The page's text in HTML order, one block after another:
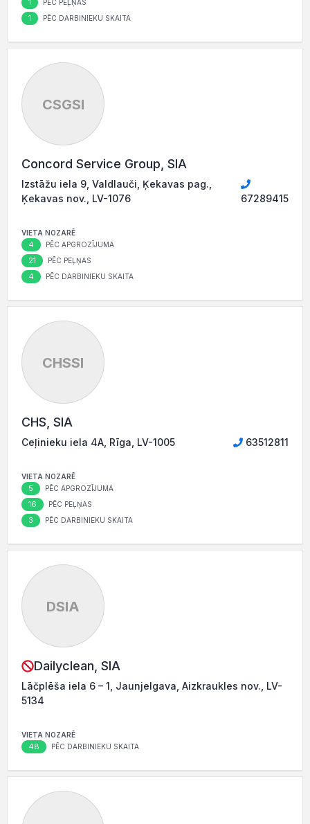
1 PĒC PEĻŅAS
1 PĒC DARBINIEKU SKAITA
CSGSI
Concord Service Group, SIA
Izstāžu iela 9, Valdlauči, Ķekavas pag.,
Ķekavas nov., LV-1076
67289415
VIETA NOZARĒ
4 PĒC APGROZĪJUMA
21 PĒC PEĻŅAS
4 PĒC DARBINIEKU SKAITA
CHSSI
CHS, SIA
Ceļinieku iela 4A, Rīga, LV-1005 63512811
VIETA NOZARĒ
5 PĒC APGROZĪJUMA
16 PĒC PEĻŅAS
3 PĒC DARBINIEKU SKAITA
DSIA
Dailyclean, SIA
Lāčplēša iela 6 – 1, Jaunjelgava, Aizkraukles nov., LV-
5134
VIETA NOZARĒ
48 PĒC DARBINIEKU SKAITA